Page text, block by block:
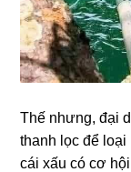
Thế nhưng, đại
thanh lọc để
cái xấu có cơ